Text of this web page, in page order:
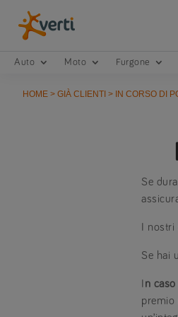
Auto Moto Furgone
HOME > GIÀ CLIENTI > IN CORSO DI
Se
I
Se hai
n
premio